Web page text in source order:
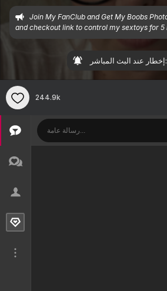
Join My FanClub and Get My Boobs
and checkout link to control my sextoys for 5
إخطار عند البث المباشر:
244.9k